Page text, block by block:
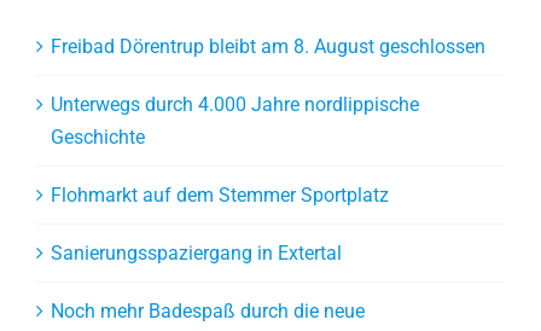
Freibad Dörentrup bleibt am 8. August geschlossen
Unterwegs durch 4.000 Jahre nordlippische
Geschichte
Flohmarkt auf dem Stemmer Sportplatz
Sanierungsspaziergang in Extertal
Noch mehr Badespaß durch die neue